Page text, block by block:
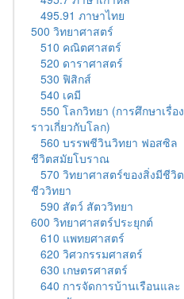
495.91 ภาษาไทย
500 วิทยาศาสตร์
510 คณิตศาสตร์
520 ดาราศาสตร์
530 ฟิสิกส์
540 เคมี
550 โลกวิทยา (การศึกษาเรื่อง
ราวเกี่ยวกับโลก)
560 บรรพชีวินวิทยา ฟอสซิล
ชีวิตสมัยโบราณ
570 วิทยาศาสตร์ของสิ่งมีชีวิต
ชีววิทยา
590 สัตว์ สัตววิทยา
600 วิทยาศาสตร์ประยุกต์
610 แพทยศาสตร์
620 วิศวกรรมศาสตร์
630 เกษตรศาสตร์
640 การจัดการบ้านเรือนและ